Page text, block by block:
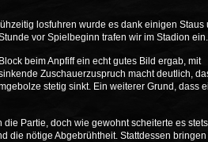
losfuhren wurde es dank einigen Staus
vor Spielbeginn trafen wir im Stadion ein.
beim Anpfiff ein echt gutes Bild ergab, mit
Zuschauerzuspruch macht deutlich,
stetig sinkt. Ein weiterer Grund, dass
Partie, doch wie gewohnt scheiterte es
die nötige Abgebrühtheit. Stattdessen bringen